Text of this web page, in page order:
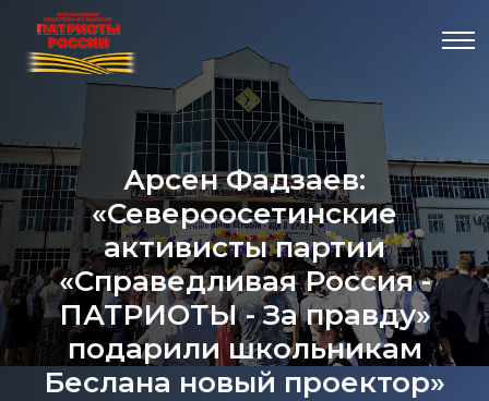
Арсен Фадзаев:
«Североосетинские
активисты партии
«Справедливая Россия -
ПАТРИОТЫ - За правду»
подарили школьникам
Беслана новый проектор»